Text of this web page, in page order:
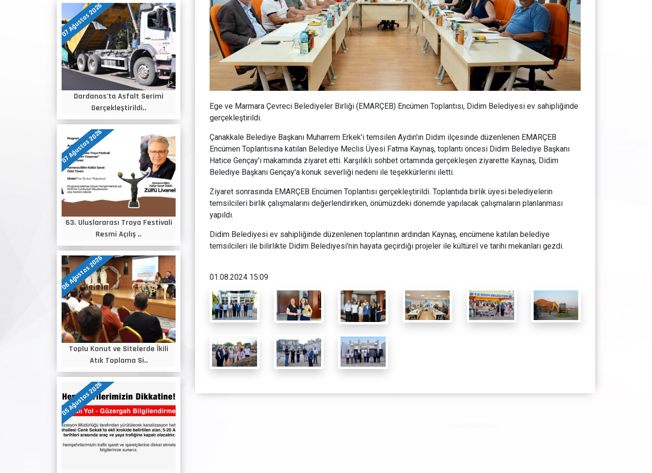
07 Ağustos 2026
Dardanos'ta Asfalt Serimi
Gerçekleştirildi..
07 Ağustos 2026
63. Uluslararası Troya Festivali
Resmi Açılış ..
06 Ağustos 2026
Toplu Konut ve Sitelerde İkili
Atık Toplama Si..
05 Ağustos 2026
Ege ve Marmara Çevreci Belediyeler Birliği (EMARÇEB) Encümen Toplantısı, Didim Belediyesi ev sahipliğinde
gerçekleştirildi.
Çanakkale Belediye Başkanı Muharrem Erkek'i temsilen Aydın'ın Didim ilçesinde düzenlenen EMARÇEB
Encümen Toplantısına katılan Belediye Meclis Üyesi Fatma Kaynaş, toplantı öncesi Didim Belediye Başkanı
Hatice Gençay'ı makamında ziyaret etti. Karşılıklı sohbet ortamında gerçekleşen ziyarette Kaynaş, Didim
Belediye Başkanı Gençay'a konuk severliği nedeni ile teşekkürlerini iletti.
Ziyaret sonrasında EMARÇEB Encümen Toplantısı gerçekleştirildi. Toplantıda birlik üyesi belediyelerin
temsilcileri birlik çalışmalarını değerlendirirken, önümüzdeki dönemde yapılacak çalışmaların planlanması
yapıldı.
Didim Belediyesi ev sahipliğinde düzenlenen toplantının ardından Kaynaş, encümene katılan belediye
temsilcileri ile bilirlikte Didim Belediyesi'nin hayata geçirdiği projeler ile kültürel ve tarihi mekanları gezdi.
01.08.2024 15:09